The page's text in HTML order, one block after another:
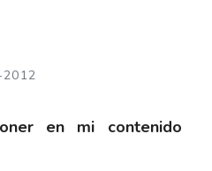
en mi contenido